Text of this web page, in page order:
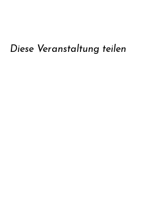
Diese Veranstaltung teilen